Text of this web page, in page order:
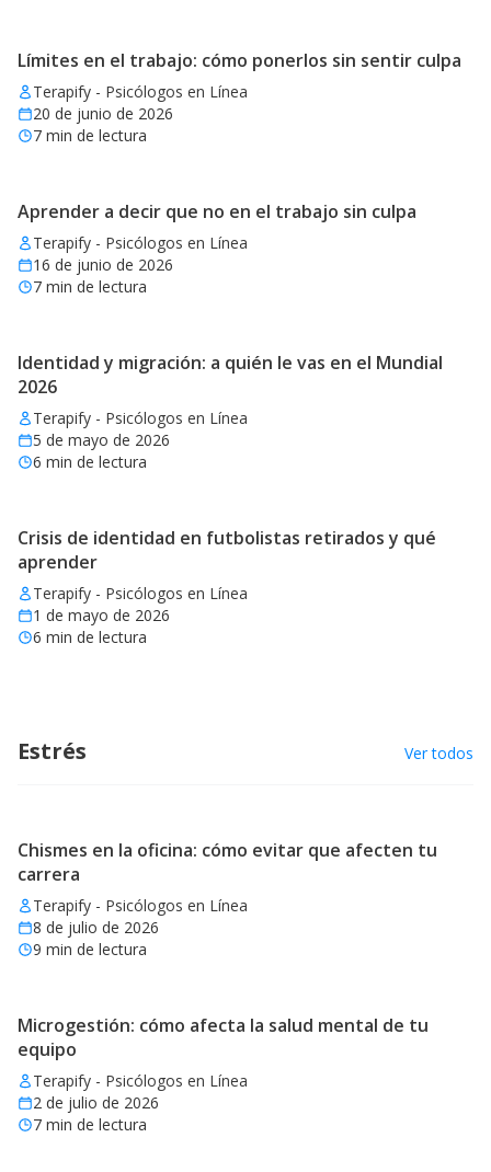
Límites en el trabajo: cómo ponerlos sin sentir culpa
Terapify - Psicólogos en Línea
20 de junio de 2026
7 min de lectura
Aprender a decir que no en el trabajo sin culpa
Terapify - Psicólogos en Línea
16 de junio de 2026
7 min de lectura
Identidad y migración: a quién le vas en el Mundial
2026
Terapify - Psicólogos en Línea
5 de mayo de 2026
6 min de lectura
Crisis de identidad en futbolistas retirados y qué
aprender
Terapify - Psicólogos en Línea
1 de mayo de 2026
6 min de lectura
Estrés Ver todos
Chismes en la oficina: cómo evitar que afecten tu
carrera
Terapify - Psicólogos en Línea
8 de julio de 2026
9 min de lectura
Microgestión: cómo afecta la salud mental de tu
equipo
Terapify - Psicólogos en Línea
2 de julio de 2026
7 min de lectura